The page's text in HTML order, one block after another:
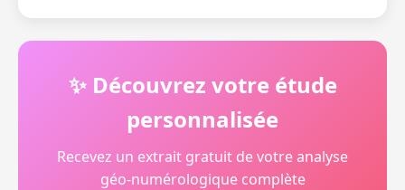
✨ Découvrez votre étude
personnalisée
Recevez un extrait gratuit de votre analyse
géo-numérologique complète